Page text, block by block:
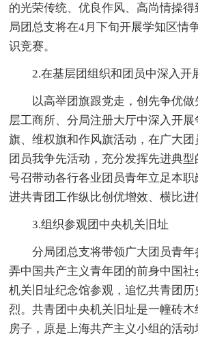
的光荣传统、优良作风、高尚情操
局团总支将在4月下旬开展学知区情
识竞赛。
2.在基层团组织和团员中深入开
以高举团旗跟党走，创先争优
层工商所、分局注册大厅中深入开
旗、维权旗和作风旗活动，在广大
团员我争先活动，充分发挥先进典型
号召带动各行各业团员青年立足本
进共青团工作纵比创优增效、横比进
3.组织参观团中央机关旧址
分局团总支将带领广大团员青年
弄中国共产主义青年团的前身中国
机关旧址纪念馆参观，追忆共青团
烈。共青团中央机关旧址是一幢砖木
房子，原是上海共产主义小组的活